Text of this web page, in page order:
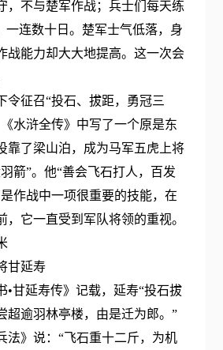
，不与楚军作战；兵士们每天练
一连数十日。楚军士气低落，身
战能力却大大地提高。这一次会
令征召“投石、拔距，勇冠三
水浒全传》中写了一个原是东
靠了梁山泊，成为马军五虎上将
箭”。他“善会飞石打人，百发
作战中一项很重要的技能，在
，它一直受到军队将领的重视。
甘延寿
•甘延寿传》记载，延寿“投石拔
超逾羽林亭楼，由是迁为郎。”
法》说：“飞石重十二斤，为机